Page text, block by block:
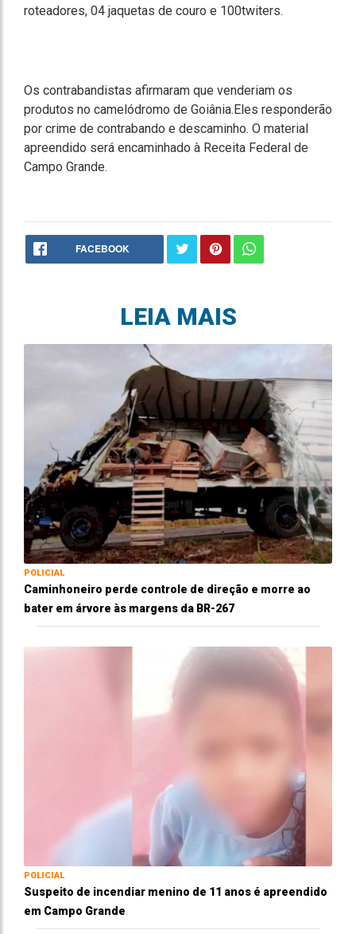
roteadores, 04 jaquetas de couro e 100twiters.
Os contrabandistas afirmaram que venderiam os
produtos no camelódromo de Goiânia.Eles responderão
por crime de contrabando e descaminho. O material
apreendido será encaminhado à Receita Federal de
Campo Grande.
FACEBOOK
LEIA MAIS
POLICIAL
Caminhoneiro perde controle de direção e morre ao
bater em árvore às margens da BR-267
POLICIAL
Suspeito de incendiar menino de 11 anos é apreendido
em Campo Grande